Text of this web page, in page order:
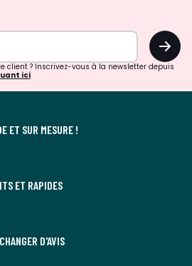
surprises?
OK
client ? Inscrivez-vous à la newsletter depuis
ici
ET SUR MESURE !
ET RAPIDES
D'AVIS